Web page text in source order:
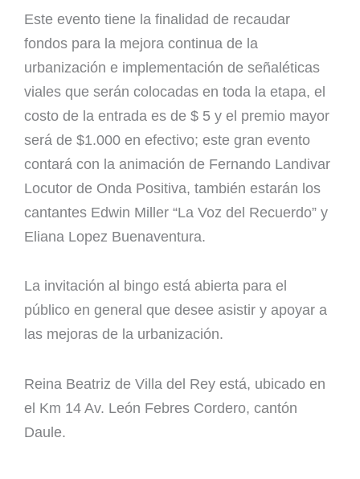
Este evento tiene la finalidad de recaudar
fondos para la mejora continua de la
urbanización e implementación de señaléticas
viales que serán colocadas en toda la etapa, el
costo de la entrada es de $ 5 y el premio mayor
será de $1.000 en efectivo; este gran evento
contará con la animación de Fernando Landivar
Locutor de Onda Positiva, también estarán los
cantantes Edwin Miller “La Voz del Recuerdo” y
Eliana Lopez Buenaventura.
La invitación al bingo está abierta para el
público en general que desee asistir y apoyar a
las mejoras de la urbanización.
Reina Beatriz de Villa del Rey está, ubicado en
el Km 14 Av. León Febres Cordero, cantón
Daule.